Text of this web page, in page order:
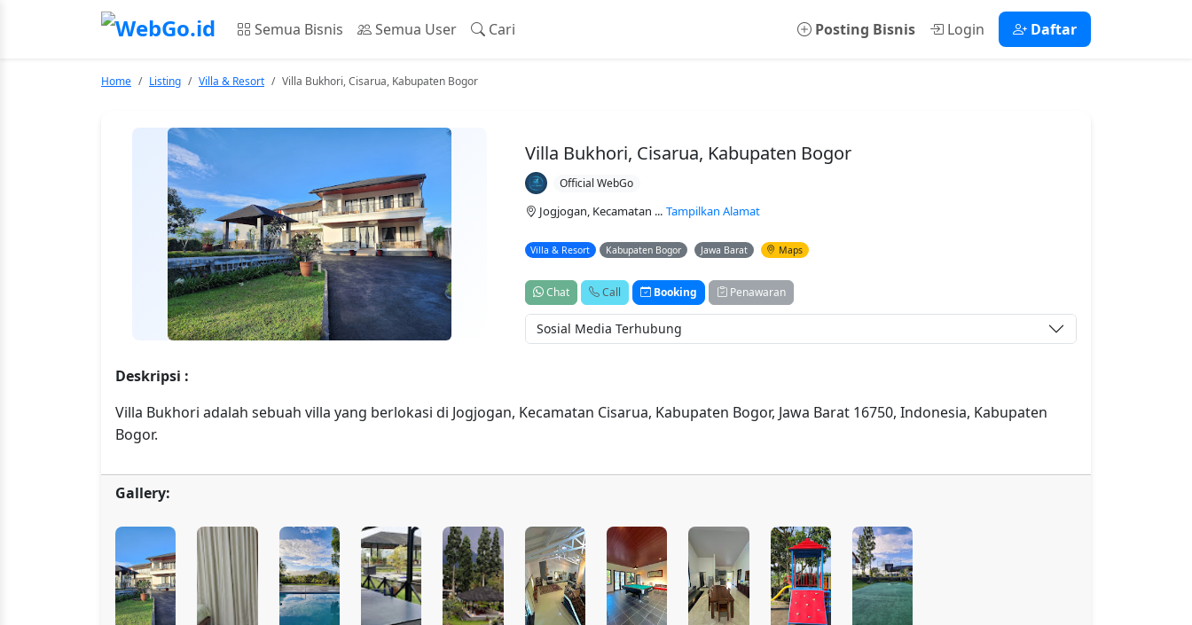
Semua Bisnis Semua User Cari Posting Bisnis Login Daftar
Home Listing Villa & Resort Villa Bukhori, Cisarua, Kabupaten Bogor
Villa Bukhori, Cisarua, Kabupaten Bogor
Official WebGo
Jogjogan, Kecamatan ... Tampilkan Alamat
Villa & Resort Kabupaten Bogor Jawa Barat Maps
Chat Call Booking Penawaran
Sosial Media Terhubung
Deskripsi :
Villa Bukhori adalah sebuah villa yang berlokasi di Jogjogan, Kecamatan Cisarua, Kabupaten Bogor, Jawa Barat 16750, Indonesia, Kabupaten
Bogor.
Gallery: